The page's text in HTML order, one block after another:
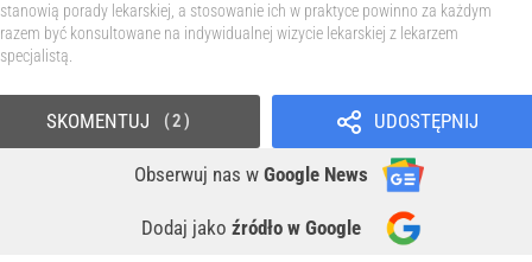
stanowią porady lekarskiej, a stosowanie ich w praktyce powinno za każdym
razem być konsultowane na indywidualnej wizycie lekarskiej z lekarzem
specjalistą.
UDOSTĘPNIJ
Obserwuj nas w Google News
Dodaj jako źródło w Google
SKOMENTUJ 2